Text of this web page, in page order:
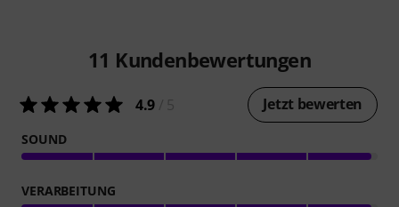
11 Kundenbewertungen
4.9 Jetzt bewerten
SOUND
VERARBEITUNG